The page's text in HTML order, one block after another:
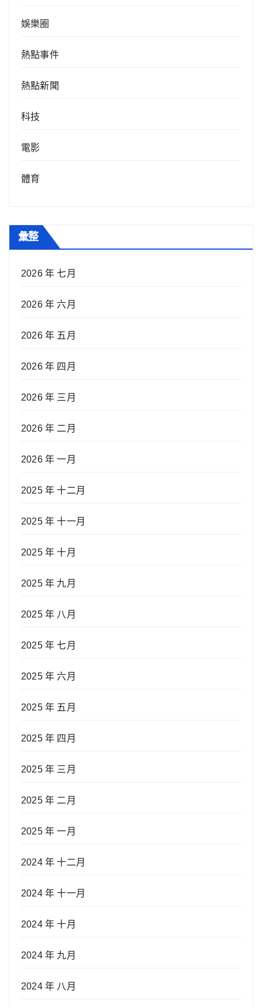
娛樂圈
熱點事件
熱點新聞
科技
電影
體育
彙整
2026 年 七月
2026 年 六月
2026 年 五月
2026 年 四月
2026 年 三月
2026 年 二月
2026 年 一月
2025 年 十二月
2025 年 十一月
2025 年 十月
2025 年 九月
2025 年 八月
2025 年 七月
2025 年 六月
2025 年 五月
2025 年 四月
2025 年 三月
2025 年 二月
2025 年 一月
2024 年 十二月
2024 年 十一月
2024 年 十月
2024 年 九月
2024 年 八月